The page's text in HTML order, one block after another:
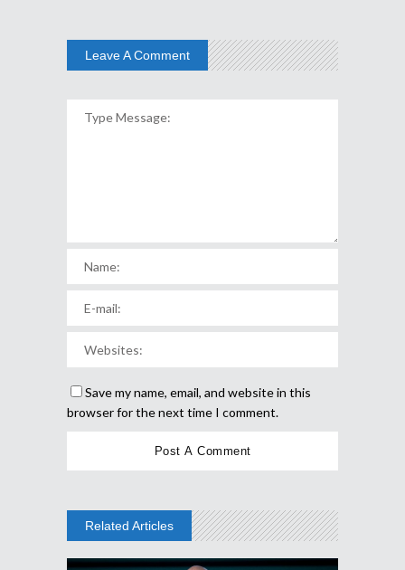
Leave A Comment
Save my name, email, and website in this
browser for the next time I comment.
Related Articles